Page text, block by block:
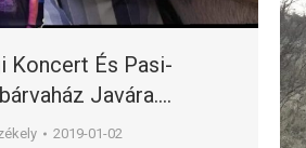
Koncert És Pasi-
Javára….
2019-01-02